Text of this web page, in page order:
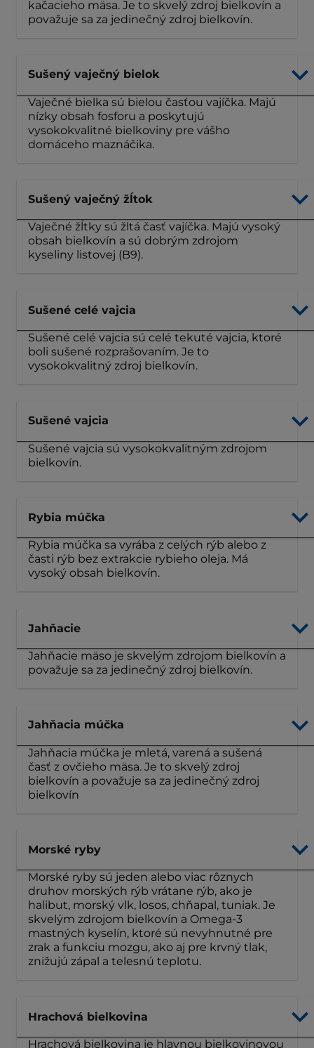
kačacieho mäsa. Je to skvelý zdroj bielkovín a
považuje sa za jedinečný zdroj bielkovín.
Sušený vaječný bielok
Vaječné bielka sú bielou časťou vajíčka. Majú
nízky obsah fosforu a poskytujú
vysokokvalitné bielkoviny pre vášho
domáceho maznáčika.
Sušený vaječný žĺtok
Vaječné žĺtky sú žltá časť vajíčka. Majú vysoký
obsah bielkovín a sú dobrým zdrojom
kyseliny listovej (B9).
Sušené celé vajcia
Sušené celé vajcia sú celé tekuté vajcia, ktoré
boli sušené rozprašovaním. Je to
vysokokvalitný zdroj bielkovín.
Sušené vajcia
Sušené vajcia sú vysokokvalitným zdrojom
bielkovín.
Rybia múčka
Rybia múčka sa vyrába z celých rýb alebo z
časti rýb bez extrakcie rybieho oleja. Má
vysoký obsah bielkovín.
Jahňacie
Jahňacie mäso je skvelým zdrojom bielkovín a
považuje sa za jedinečný zdroj bielkovín.
Jahňacia múčka
Jahňacia múčka je mletá, varená a sušená
časť z ovčieho mäsa. Je to skvelý zdroj
bielkovín a považuje sa za jedinečný zdroj
bielkovín
Morské ryby
Morské ryby sú jeden alebo viac rôznych
druhov morských rýb vrátane rýb, ako je
halibut, morský vlk, losos, chňapal, tuniak. Je
skvelým zdrojom bielkovín a Omega-3
mastných kyselín, ktoré sú nevyhnutné pre
zrak a funkciu mozgu, ako aj pre krvný tlak,
znižujú zápal a telesnú teplotu.
Hrachová bielkovina
Hrachová bielkovina je hlavnou bielkovinovou